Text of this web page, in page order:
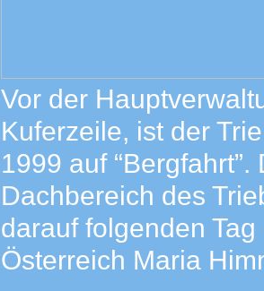
Vor der
Kuferzeile, ist der
1999 auf
Dachbereich des
darauf folgenden
Österreich Maria